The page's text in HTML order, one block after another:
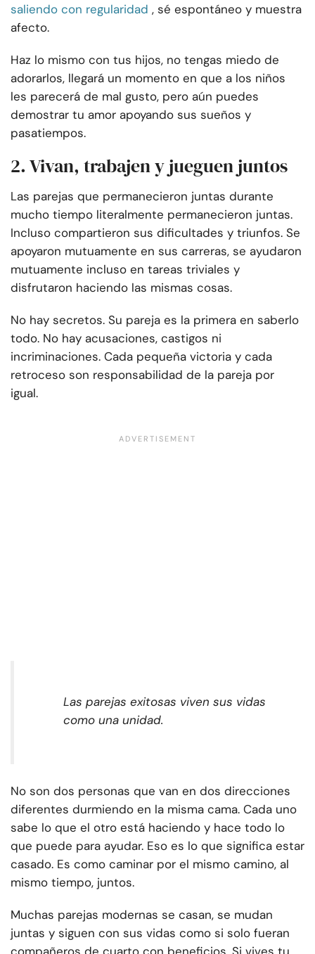
saliendo con regularidad , sé espontáneo y muestra
afecto.
Haz lo mismo con tus hijos, no tengas miedo de
adorarlos, llegará un momento en que a los niños
les parecerá de mal gusto, pero aún puedes
demostrar tu amor apoyando sus sueños y
pasatiempos.
2. Vivan, trabajen y jueguen juntos
Las parejas que permanecieron juntas durante
mucho tiempo literalmente permanecieron juntas.
Incluso compartieron sus dificultades y triunfos. Se
apoyaron mutuamente en sus carreras, se ayudaron
mutuamente incluso en tareas triviales y
disfrutaron haciendo las mismas cosas.
No hay secretos. Su pareja es la primera en saberlo
todo. No hay acusaciones, castigos ni
incriminaciones. Cada pequeña victoria y cada
retroceso son responsabilidad de la pareja por
igual.
Las parejas exitosas viven sus vidas
como una unidad.
No son dos personas que van en dos direcciones
diferentes durmiendo en la misma cama. Cada uno
sabe lo que el otro está haciendo y hace todo lo
que puede para ayudar. Eso es lo que significa estar
casado. Es como caminar por el mismo camino, al
mismo tiempo, juntos.
Muchas parejas modernas se casan, se mudan
juntas y siguen con sus vidas como si solo fueran